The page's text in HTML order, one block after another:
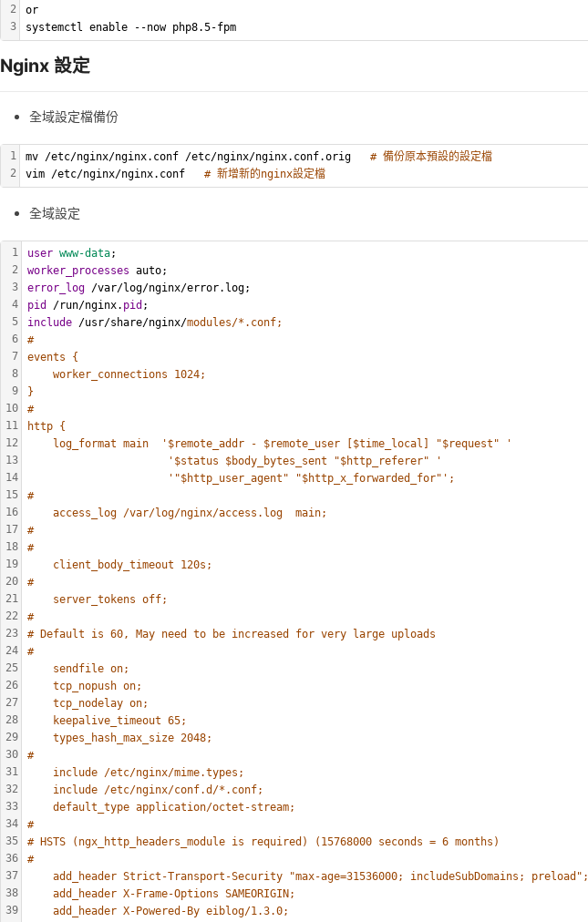
2
3
or
systemctl enable --now php8.5-fpm
Nginx 設定
全域設定檔備份
1
2
mv /etc/nginx/nginx.conf /etc/nginx/nginx.conf.orig # 備份原本預設的設定檔
vim /etc/nginx/nginx.conf # 新增新的nginx設定檔
全域設定
1
2
3
4
5
6
7
8
9
10
11
12
13
14
15
16
17
18
19
20
21
22
23
24
25
26
27
28
29
30
31
32
33
34
35
36
37
38
39
user www-data;
worker_processes auto;
error_log /var/log/nginx/error.log;
pid
/run/nginx. pid ;
include /usr/share/nginx/modules/*.conf;
#
events {
worker_connections 1024;
}
#
http {
log_format main  '$remote_addr - $remote_user [$time_local] "$request" '
'$status $body_bytes_sent "$http_referer" '
'"$http_user_agent" "$http_x_forwarded_for"';
#
access_log /var/log/nginx/access.log  main;
#
#
client_body_timeout 120s;
#
server_tokens off;
#
# Default is 60, May need to be increased for very large uploads
#
sendfile on;
tcp_nopush on;
tcp_nodelay on;
keepalive_timeout 65;
types_hash_max_size 2048;
#
include /etc/nginx/mime.types;
include /etc/nginx/conf.d/*.conf;
default_type application/octet-stream;
#
# HSTS (ngx_http_headers_module is required) (15768000 seconds = 6 months)
#
add_header Strict-Transport-Security "max-age=31536000; includeSubDomains; preload";
add_header X-Frame-Options SAMEORIGIN;
add_header X-Powered-By eiblog/1.3.0;